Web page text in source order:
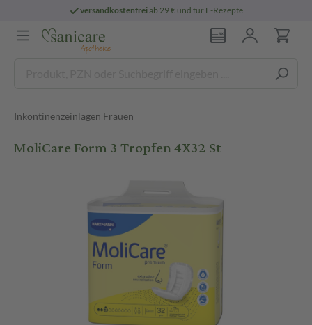
versandkostenfreiab 29 € und für E-Rezepte
Inkontinenzeinlagen Frauen
MoliCare Form 3 Tropfen 4X32 St